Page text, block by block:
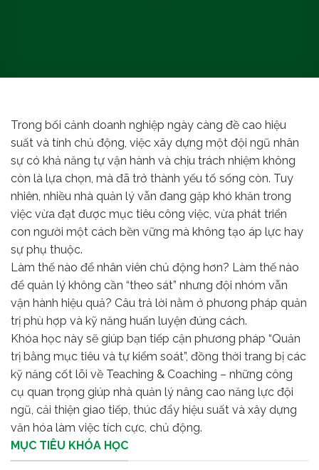
Trong bối cảnh doanh nghiệp ngày càng đề cao hiệu
suất và tính chủ động, việc xây dựng một đội ngũ nhân
sự có khả năng tự vận hành và chịu trách nhiệm không
còn là lựa chọn, mà đã trở thành yếu tố sống còn. Tuy
nhiên, nhiều nhà quản lý vẫn đang gặp khó khăn trong
việc vừa đạt được mục tiêu công việc, vừa phát triển
con người một cách bền vững mà không tạo áp lực hay
sự phụ thuộc.
Làm thế nào để nhân viên chủ động hơn? Làm thế nào
để quản lý không cần “theo sát” nhưng đội nhóm vẫn
vận hành hiệu quả? Câu trả lời nằm ở phương pháp quản
trị phù hợp và kỹ năng huấn luyện đúng cách.
Khóa học này sẽ giúp bạn tiếp cận phương pháp “Quản
trị bằng mục tiêu và tự kiểm soát”, đồng thời trang bị các
kỹ năng cốt lõi về Teaching & Coaching – những công
cụ quan trọng giúp nhà quản lý nâng cao năng lực đội
ngũ, cải thiện giao tiếp, thúc đẩy hiệu suất và xây dựng
văn hóa làm việc tích cực, chủ động.
MỤC TIÊU KHÓA HỌC